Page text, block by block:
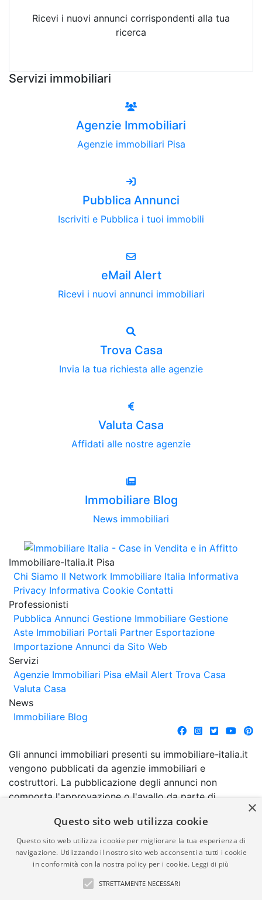
Ricevi i nuovi annunci corrispondenti alla tua
ricerca
Servizi immobiliari
Agenzie Immobiliari
Agenzie immobiliari Pisa
Pubblica Annunci
Iscriviti e Pubblica i tuoi immobili
eMail Alert
Ricevi i nuovi annunci immobiliari
Trova Casa
Invia la tua richiesta alle agenzie
Valuta Casa
Affidati alle nostre agenzie
Immobiliare Blog
News immobiliari
Immobiliare-Italia.it Pisa
Chi Siamo Il Network Immobiliare Italia Informativa
Privacy Informativa Cookie Contatti
Professionisti
Pubblica Annunci Gestione Immobiliare Gestione
Aste Immobiliari Portali Partner Esportazione
Importazione Annunci da Sito Web
Servizi
Agenzie Immobiliari Pisa eMail Alert Trova Casa
Valuta Casa
News
Immobiliare Blog
Gli annunci immobiliari presenti su immobiliare-italia.it
vengono pubblicati da agenzie immobiliari e
costruttori. La pubblicazione degli annunci non
comporta l'approvazione o l'avallo da parte di
garanzia da parte di quest'ultima. immobiliare-italia.it
quindi non è responsabile della veridicità, della
correttezza, della completezza, della normativa in
materia di privacy e/o di alcun altro aspetto dei
suddetti annunci.
×
Questo sito web utilizza cookie
Questo sito web utilizza i cookie per migliorare la tua esperienza di
navigazione. Utilizzando il nostro sito web acconsenti a tutti i cookie
in conformità con la nostra policy per i cookie. Leggi di più
STRETTAMENTE NECESSARI